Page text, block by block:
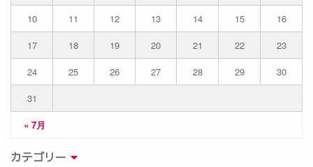
« 7月
10
11 12 13 14 15
16
17
18 19 20 21 22
23
24
25 26 27 28 29
30
31
カテゴリー